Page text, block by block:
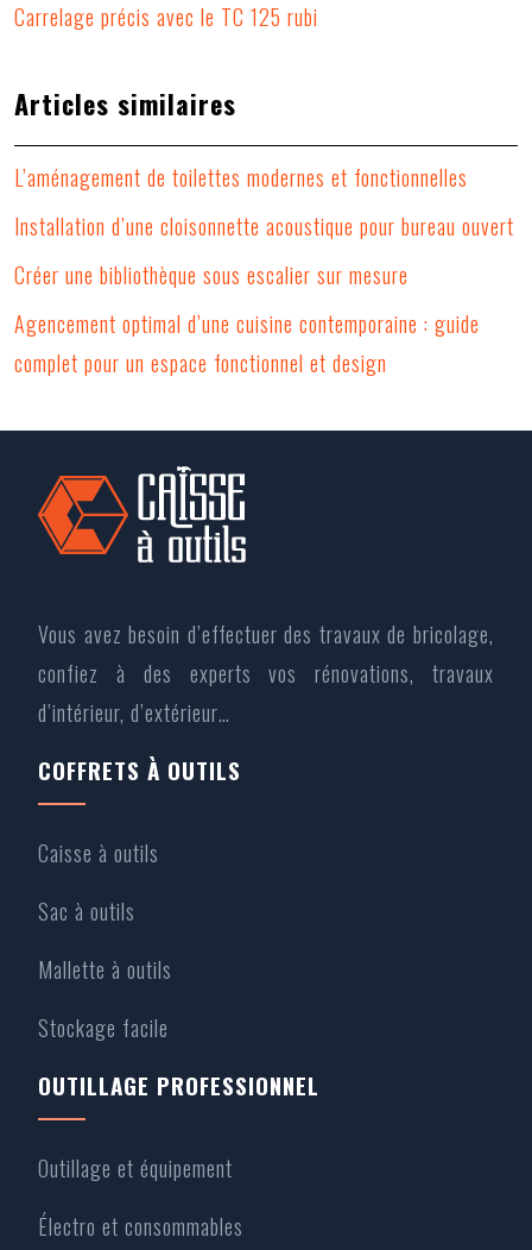
Carrelage précis avec le TC 125 rubi
Articles similaires
L’aménagement de toilettes modernes et fonctionnelles
Installation d’une cloisonnette acoustique pour bureau ouvert
Créer une bibliothèque sous escalier sur mesure
Agencement optimal d’une cuisine contemporaine : guide
complet pour un espace fonctionnel et design
Vous avez besoin d’effectuer des travaux de bricolage,
confiez à des experts vos rénovations, travaux
d’intérieur, d’extérieur…
COFFRETS À OUTILS
Caisse à outils
Sac à outils
Mallette à outils
Stockage facile
OUTILLAGE PROFESSIONNEL
Outillage et équipement
Électro et consommables